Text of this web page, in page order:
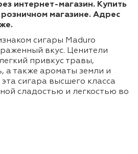
интернет-магазин. Купить
магазине. Адрес
сигары Maduro
вкус. Ценители
привкус травы,
а также ароматы земли и
сигара высшего класса
сладостью и легкостью во